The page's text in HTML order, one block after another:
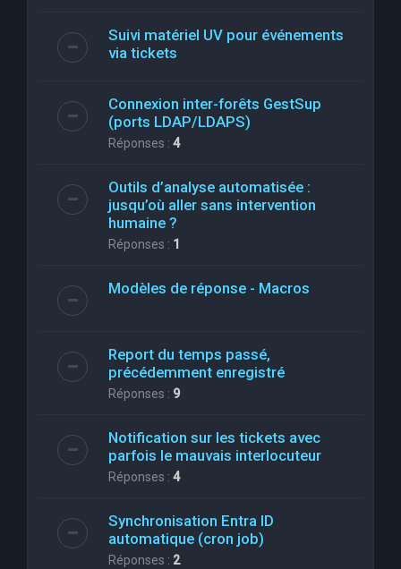
Suivi matériel UV pour événements
via tickets
Connexion inter-forêts GestSup
(ports LDAP/LDAPS)
Réponses : 4
Outils d’analyse automatisée :
jusqu’où aller sans intervention
humaine ?
Réponses : 1
Modèles de réponse - Macros
Report du temps passé,
précédemment enregistré
Réponses : 9
Notification sur les tickets avec
parfois le mauvais interlocuteur
Réponses : 4
Synchronisation Entra ID
automatique (cron job)
Réponses : 2